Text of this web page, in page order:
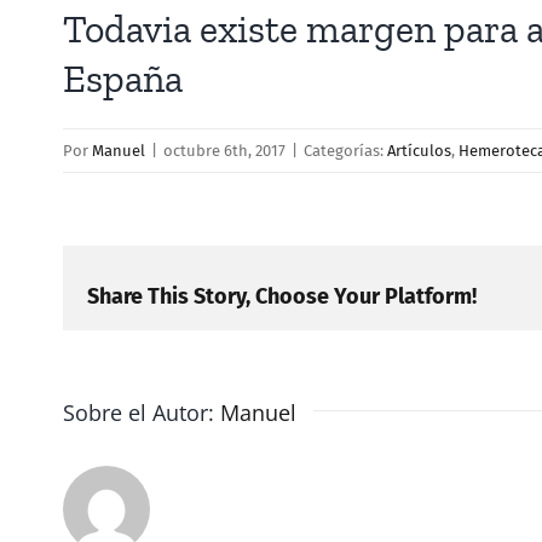
Todavia existe margen para
España
Por Manuel octubre 6th, 2017 Categorías: Artículos,
Share This Story, Choose Your Platform!
Sobre el Autor: Manuel